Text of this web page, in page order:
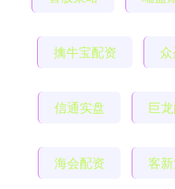
擒牛宝配资
信通实盘 巨
海会配资 客